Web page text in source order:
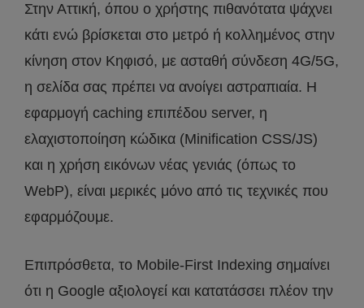
Στην Αττική, όπου ο χρήστης πιθανότατα ψάχνει
κάτι ενώ βρίσκεται στο μετρό ή κολλημένος στην
κίνηση στον Κηφισό, με ασταθή σύνδεση 4G/5G,
η σελίδα σας πρέπει να ανοίγει αστραπιαία. Η
εφαρμογή caching επιπέδου server, η
ελαχιστοποίηση κώδικα (Minification CSS/JS)
και η χρήση εικόνων νέας γενιάς (όπως το
WebP), είναι μερικές μόνο από τις τεχνικές που
εφαρμόζουμε.
Επιπρόσθετα, το Mobile-First Indexing σημαίνει
ότι η Google αξιολογεί και κατατάσσει πλέον την